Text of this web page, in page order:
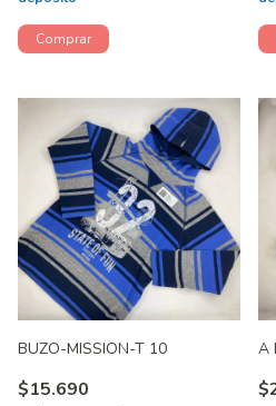
BUZO-MISSION-T 10
$15.690
A